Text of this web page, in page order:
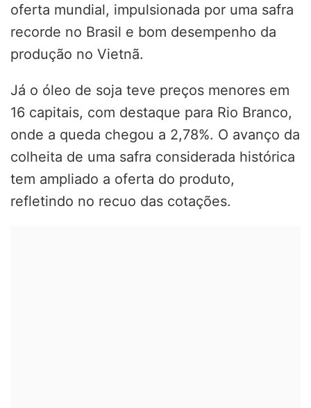
oferta mundial, impulsionada por uma safra
recorde no Brasil e bom desempenho da
produção no Vietnã.
Já o óleo de soja teve preços menores em
16 capitais, com destaque para Rio Branco,
onde a queda chegou a 2,78%. O avanço da
colheita de uma safra considerada histórica
tem ampliado a oferta do produto,
refletindo no recuo das cotações.